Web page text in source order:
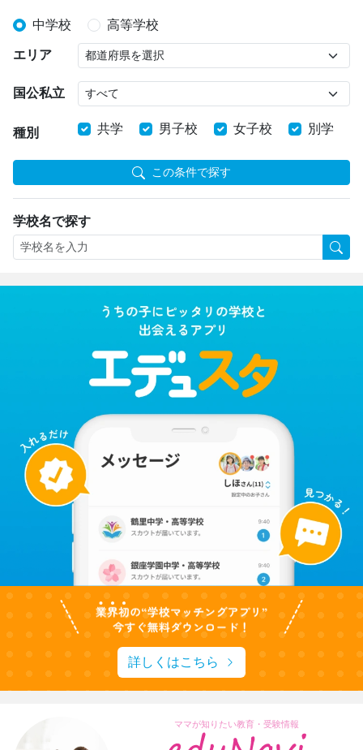
中学校 高等学校
エリア
国公私立
種別 共学 男子校 女子校 別学
この条件で探す
学校名で探す
詳しくはこちら
ママが知りたい教育・受験情報